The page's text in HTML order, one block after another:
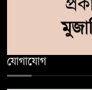
যোগাযোগ